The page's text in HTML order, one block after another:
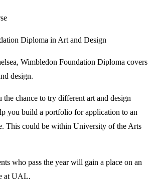
Diploma in Art and Design
Wimbledon Foundation Diploma covers
design.
the chance to try different art and design
you build a portfolio for application to an
This could be within University of the Arts
who pass the year will gain a place on an
at UAL.